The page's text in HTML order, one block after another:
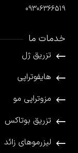
09306366519
خدمات ما
تزریق ژل
هایفوتراپی
مزوتراپی مو
تزریق بوتاکس
لیزرموهای زائد